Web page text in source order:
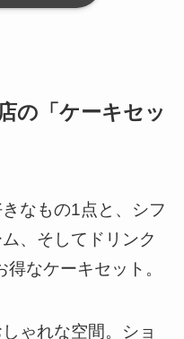
の「ケーキセッ
なもの1点と、シフ
、そしてドリンク
なケーキセット。
ゃれな空間。ショ